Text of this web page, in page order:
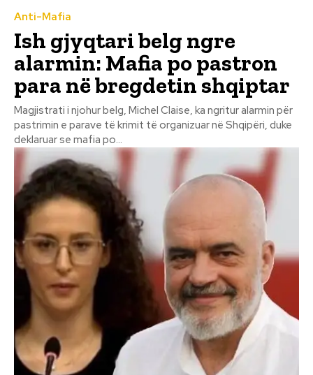
Anti-Mafia
Ish gjyqtari belg ngre
alarmin: Mafia po pastron
para në bregdetin shqiptar
Magjistrati i njohur belg, Michel Claise, ka ngritur alarmin për
pastrimin e parave të krimit të organizuar në Shqipëri, duke
deklaruar se mafia po...